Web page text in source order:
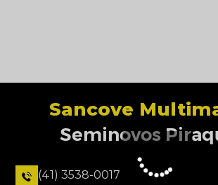
Sancove
Seminovos
(41) 3538-0017